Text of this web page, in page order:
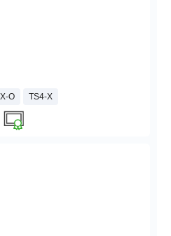
O TS4-X